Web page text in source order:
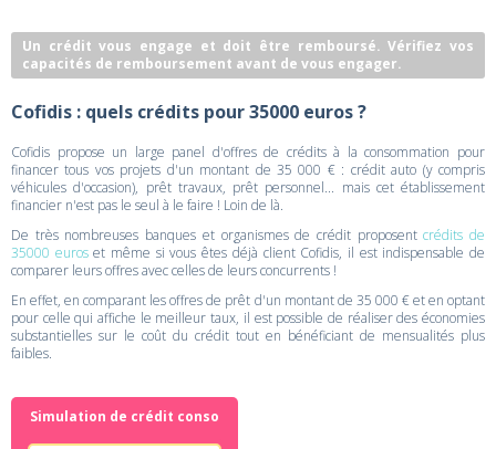
Un crédit vous engage et doit être remboursé. Vérifiez vos
capacités de remboursement avant de vous engager.
Cofidis : quels crédits pour 35000 euros ?
Cofidis propose un large panel d'offres de crédits à la consommation pour
financer tous vos projets d'un montant de 35 000 € : crédit auto (y compris
véhicules d'occasion), prêt travaux, prêt personnel... mais cet établissement
financier n'est pas le seul à le faire ! Loin de là.
De très nombreuses banques et organismes de crédit proposentcrédits de
35000 euroset même si vous êtes déjà client Cofidis, il est indispensable de
comparer leurs offres avec celles de leurs concurrents !
En effet, en comparant les offres de prêt d'un montant de 35 000 € et en optant
pour celle qui affiche le meilleur taux, il est possible de réaliser des économies
substantielles sur le coût du crédit tout en bénéficiant de mensualités plus
faibles.
Simulation de crédit conso